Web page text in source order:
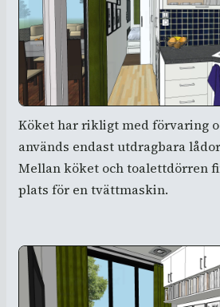
Köket har rikligt med förvaring
används endast utdragbara
Mellan köket och toalettdörren
plats för en tvättmaskin.